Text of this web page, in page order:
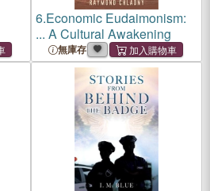
6.Economic Eudaimonism:
... A Cultural Awakening
無庫存